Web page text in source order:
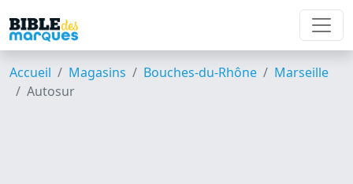
Accueil Magasins Bouches-du-Rhône
Marseille
Autosur